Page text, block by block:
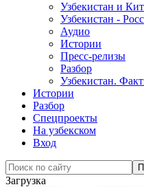
Узбекистан и
Узбекистан -
Аудио
Истории
Пресс-релизы
Разбор
Узбекистан.
Истории
Разбор
Спецпроекты
На узбекском
Вход
Загрузка